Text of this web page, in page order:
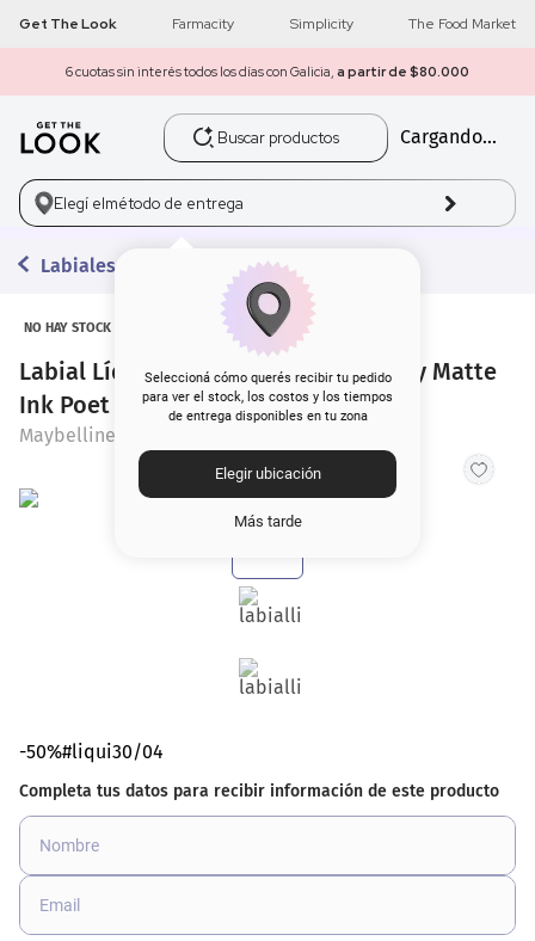
Get The Look Farmacity Simplicity The Food Market
6 cuotas sin interés todos los días con Galicia, a partir de $80.000
Buscar productos
Cargando...
Elegí elmétodo de entrega
Seleccioná cómo querés recibir tu pedido
para ver el stock, los costos y los tiempos
de entrega disponibles en tu zona
Elegir ubicación
Más tarde
Labiales Líquidos
NO HAY STOCK
Labial Líquido Maybelline Super Stay Matte
Ink Poet x 5 ml
Maybelline
-50%#liqui30/04
1 get the look
2 máscara pestañas
3.
5 corrector
rubor